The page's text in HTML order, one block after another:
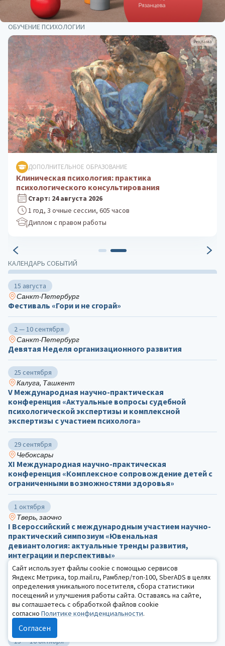
КАЛЕНДАРЬ СОБЫТИЙ
15 августа
Санкт-Петербург
Фестиваль «Гори и не сгорай»
2 — 10 сентября
Санкт-Петербург
Девятая Неделя организационного развития
25 сентября
Калуга, Ташкент
V Международная научно-практическая
конференция «Актуальные вопросы судебной
психологической экспертизы и комплексной
экспертизы с участием психолога»
29 сентября
Чебоксары
ХΙ Международная научно-практическая
конференция «Комплексное сопровождение детей с
ограниченными возможностями здоровья»
1 октября
Тверь, заочно
I Всероссийский с международным участием научно-
практический симпозиум «Ювенальная
девиантология: актуальные тренды развития,
интеграции и перспективы»
7 — 8 октября
Санкт-Петербург, online
IX Международная научно-практическая
конференция «Герценовские чтения:
психологические исследования в образовании»
15 — 16 октября
ОБУЧЕНИЕ ПСИХОЛОГИИ
Реклама
ДОПОЛНИТЕЛЬНОЕ ОБРАЗОВАНИЕ
Клиническая психология: практика
психологического консультирования
Старт: 24 августа 2026
1 год, 3 очные сессии, 605 часов
Диплом с правом работы
Сайт использует файлы cookie с помощью сервисов
Яндекс Метрика, top.mail.ru, Рамблер/топ-100, SberADS в целях
определения уникального посетителя, сбора статистики
посещений и улучшения работы сайта. Оставаясь на сайте,
вы соглашаетесь с обработкой файлов cookie
согласно Политике конфиденциальности.
Согласен